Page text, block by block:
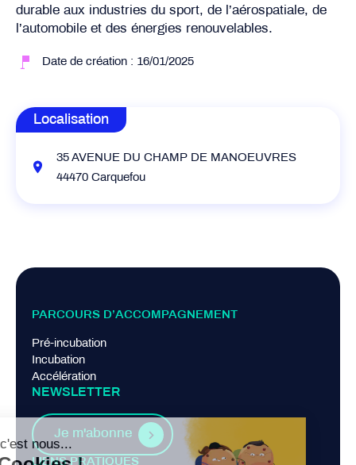
durable aux industries du sport, de l’aérospatiale, de
l’automobile et des énergies renouvelables.
Date de création : 16/01/2025
Localisation
35 AVENUE DU CHAMP DE MANOEUVRES
44470 Carquefou
PARCOURS D’ACCOMPAGNEMENT
Pré-incubation
Incubation
Accélération
NEWSLETTER
Je m'abonne
LIENS PRATIQUES